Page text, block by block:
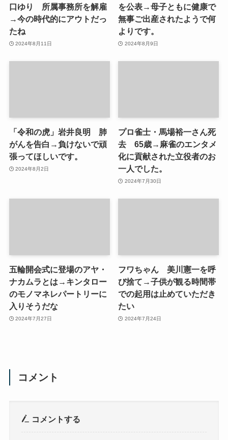
口ゆり 所属事務所を解雇
→今の時代的にアウトだっ
たね
2024年8月11日
を公表→母子ともに健康で
無事ご出産されたようで何
よりです。
2024年8月9日
「令和の虎」岩井良明 肺
がんを告白→負けないで頑
張ってほしいです。
2024年8月2日
プロ雀士・馬場裕一さん死
去 65歳→麻雀のエンタメ
化に貢献された立役者のお
一人でした。
2024年7月30日
五輪開会式に登場のアヤ・
ナカムラとは→キンタロー
のモノマネレパートリーに
入りそうだな
2024年7月27日
フワちゃん 美川憲一を呼
び捨て→子供が観る時間帯
での起用は止めていただき
たい
2024年7月24日
コメント
コメントする